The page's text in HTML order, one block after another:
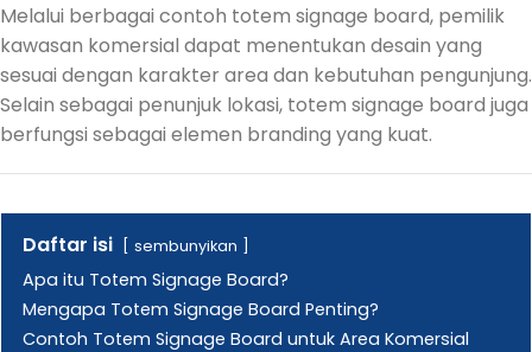
Melalui berbagai contoh totem signage board, pemilik
kawasan komersial dapat menentukan desain yang
sesuai dengan karakter area dan kebutuhan pengunjung.
Selain sebagai penunjuk lokasi, totem signage board juga
berfungsi sebagai elemen branding yang kuat.
Daftar isi sembunyikan
Apa itu Totem Signage Board?
Mengapa Totem Signage Board Penting?
Contoh Totem Signage Board untuk Area Komersial